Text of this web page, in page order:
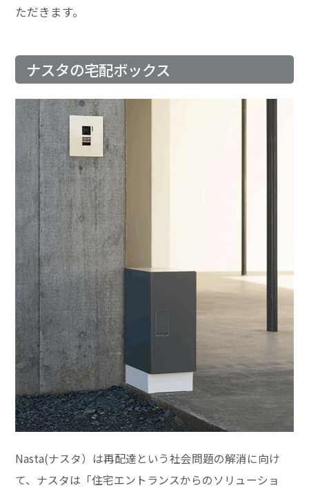
ただきます。
ナスタの宅配ボックス
Nasta(ナスタ）は再配達という社会問題の解消に向け
て、ナスタは「住宅エントランスからのソリューショ